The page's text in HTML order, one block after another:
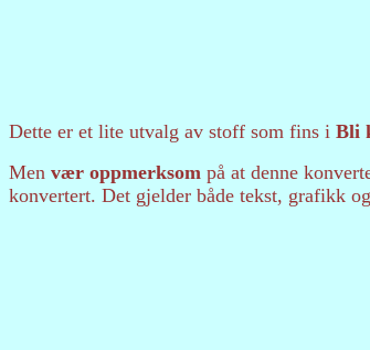
Dette er et lite utvalg av stoff som fins i Bli
Men vær oppmerksom på at denne
konvertert. Det gjelder både tekst, grafikk